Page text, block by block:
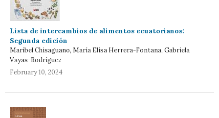
Lista de intercambios de alimentos ecuatorianos:
Segunda edición
Maribel Chisaguano, María Elisa Herrera-Fontana, Gabriela
Vayas-Rodríguez
February 10, 2024